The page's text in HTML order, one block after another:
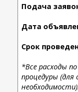
Подача
Дата
Срок
*Все расходы
процедуры